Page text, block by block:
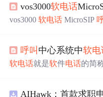
入方式即可。当然，不同
各不相同，对系统的算力
依据实际的职场情况做出
vos3000软电话
vos3000软电话 MicroSIP
呼叫 中心系统中软电
软电话就是软件电话的简
不同，但基本上软电话的
AIHawk：首款求职